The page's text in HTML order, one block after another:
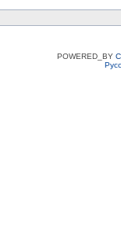
POWERED_BY